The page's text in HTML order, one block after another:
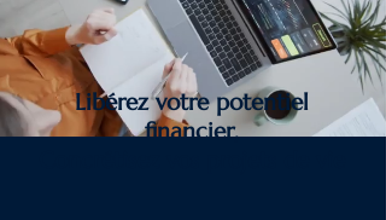
Libérez votre potentiel
financier,